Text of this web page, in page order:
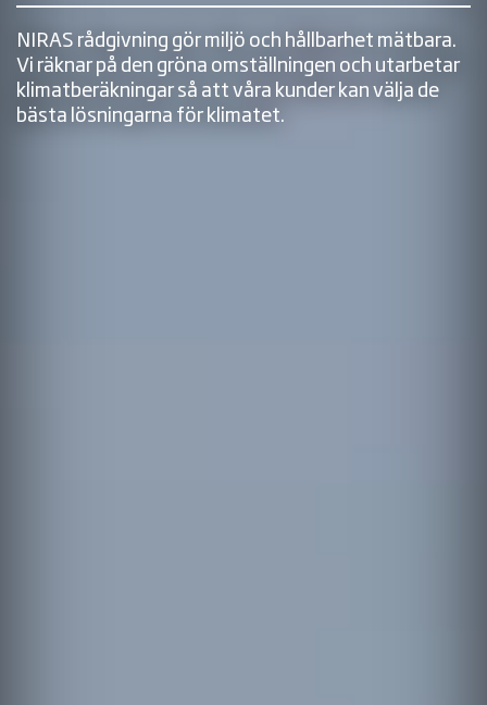
NIRAS rådgivning gör miljö och hållbarhet mätbara.
Vi räknar på den gröna omställningen och utarbetar
klimatberäkningar så att våra kunder kan välja de
bästa lösningarna för klimatet.